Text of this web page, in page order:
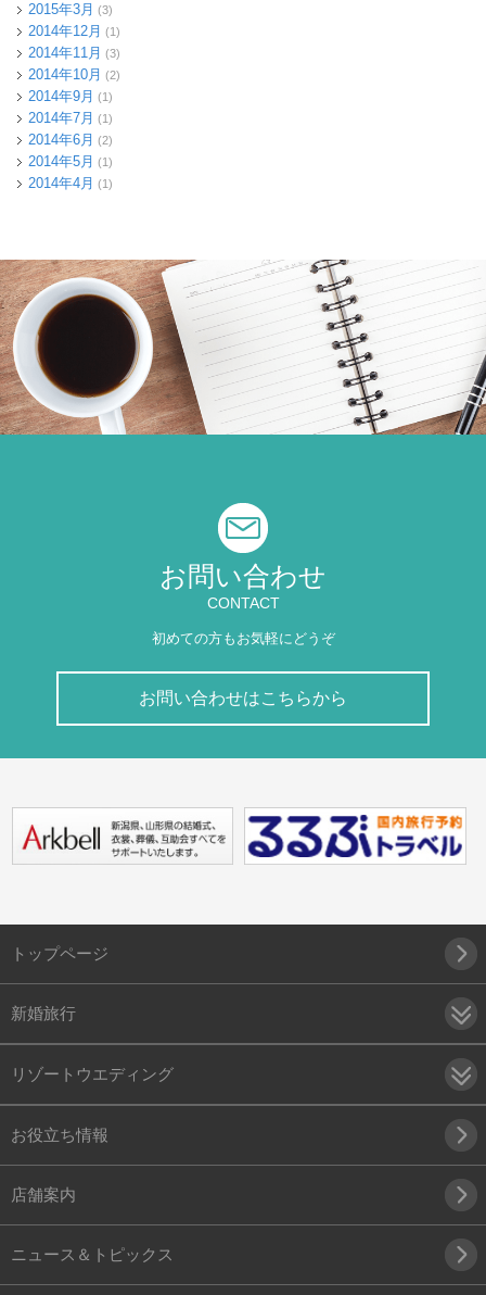
2015年3月 (3)
2014年12月 (1)
2014年11月 (3)
2014年10月 (2)
2014年9月 (1)
2014年7月 (1)
2014年6月 (2)
2014年5月 (1)
2014年4月 (1)
お問い合わせ
CONTACT
初めての方もお気軽にどうぞ
お問い合わせはこちらから
トップページ
新婚旅行
リゾートウエディング
お役立ち情報
店舗案内
ニュース＆トピックス